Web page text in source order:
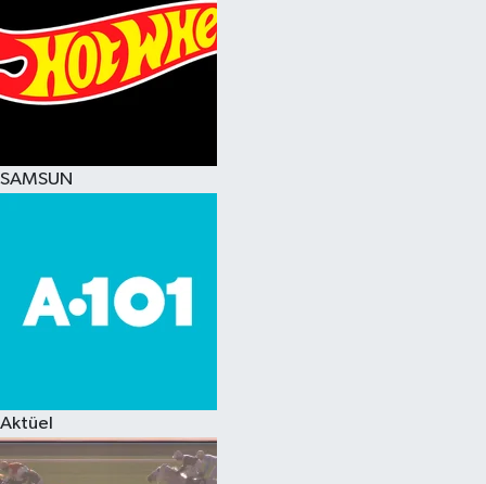
SAMSUN
Aktüel